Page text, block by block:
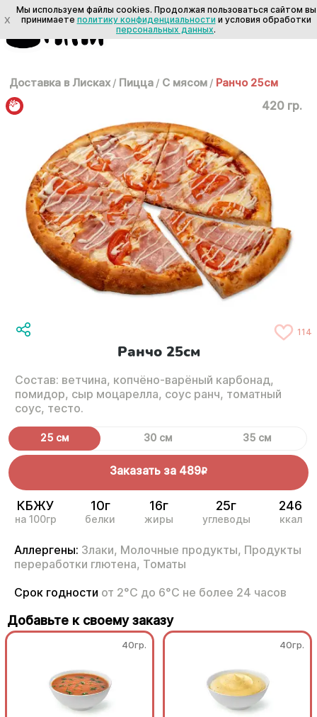
Доставка в Лисках / Пицца / С мясом / Ранчо 25см
420 гр.
114
Ранчо 25см
Состав: ветчина, копчёно-варёный карбонад,
помидор, сыр моцарелла, соус ранч, томатный
соус, тесто.
25 см 30 см 35 см
Заказать за 489R
КБЖУ
на 100гр
10г
белки
16г
жиры
25г
углеводы
246
ккал
Аллергены: Злаки, Молочные продукты, Продукты
переработки глютена, Томаты
Срок годности от 2°С до 6°С не более 24 часов
Добавьте к своему заказу
40гр. 40гр.
X
Мы используем файлы cookies. Продолжая пользоваться сайтом вы
принимаете политику конфиденциальности и условия обработки
персональных данных.